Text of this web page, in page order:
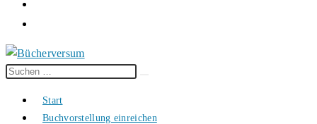
Diese
durchsuchen
Start
Buchvorstellung einreichen